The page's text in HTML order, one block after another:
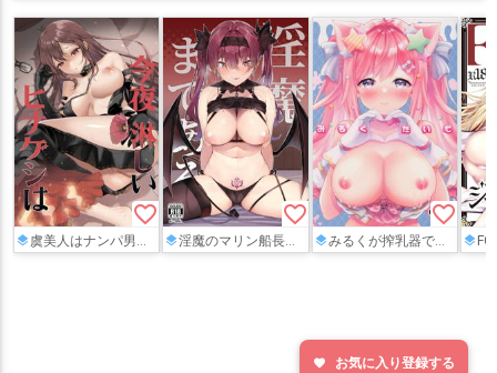
favorite_border
虞美人はナンパ男に身体を許して…寝バックで激しくパコられて快楽を味わうと、今度は生ハメを許していき…♡
favorite_border
淫魔のマリン船長が一味の男を逆レイプ‼︎騎乗位で腰をグリグリ押し付けたり耳元で淫語責めしながら搾精していく♡
favorite_border
みるくが搾乳器で搾乳されながらおっぱいを吸われたり、正常位やバックでイチャラブSEXをする♡ FGO
favorite お気に入り登録する